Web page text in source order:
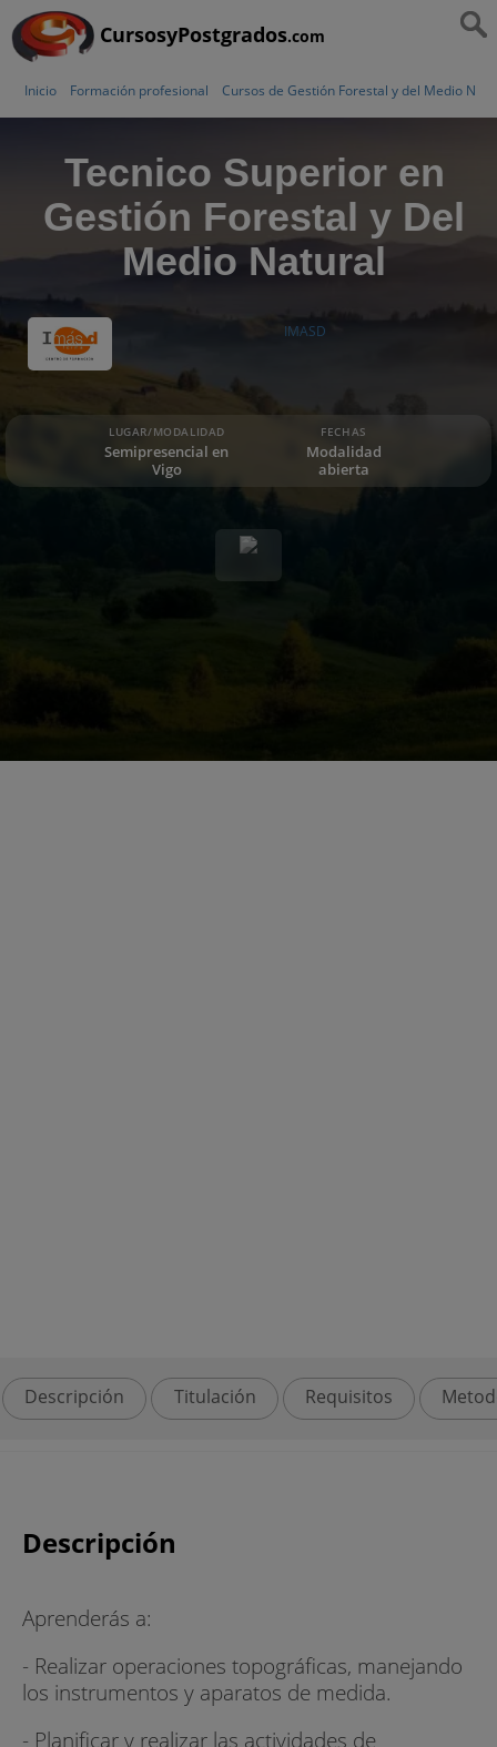
CursosyPostgrados.com
Inicio Formación profesional Cursos de Gestión Forestal y del Medio
Tecnico Superior en
Gestión Forestal y Del
Medio Natural
IMASD
LUGAR/MODALIDAD
Semipresencial en
Vigo
FECHAS
Modalidad
abierta
Descripción Titulación Requisitos
Descripción
Aprenderás a:
- Realizar operaciones topográficas, manejando
los instrumentos y aparatos de medida.
- Planificar y realizar las actividades de